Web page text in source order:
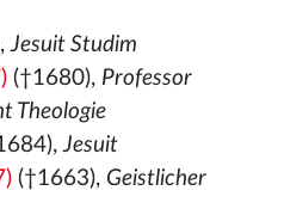
Jesuit Studim
(†1680), Professor
Theologie
Jesuit
(†1663), Geistlicher